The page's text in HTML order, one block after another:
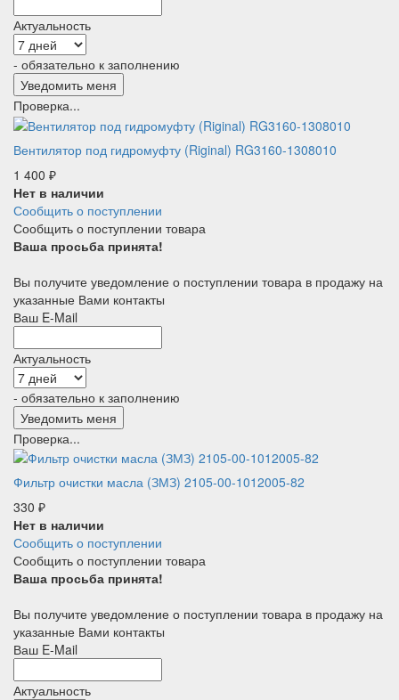
Актуальность
- обязательно к заполнению
Проверка...
Вентилятор под гидромуфту (Riginal) RG3160-1308010
1 400 ₽
Нет в наличии
Сообщить о поступлении
Сообщить о поступлении товара
Ваша просьба принята!
Вы получите уведомление о поступлении товара в продажу на
указанные Вами контакты
Ваш E-Mail
Актуальность
- обязательно к заполнению
Проверка...
Фильтр очистки масла (ЗМЗ) 2105-00-1012005-82
330 ₽
Нет в наличии
Сообщить о поступлении
Сообщить о поступлении товара
Ваша просьба принята!
Вы получите уведомление о поступлении товара в продажу на
указанные Вами контакты
Ваш E-Mail
Актуальность